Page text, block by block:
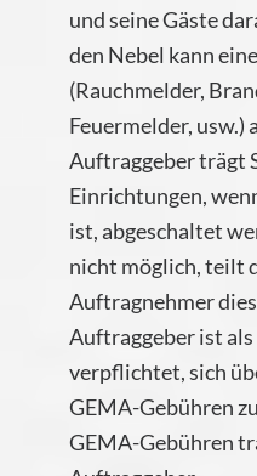
und seine Gäste
den Nebel kann
(Rauchmelder,
Feuermelder, usw.)
Auftraggeber trägt
Einrichtungen,
ist, abgeschaltet
nicht möglich, teilt
Auftragnehmer
Auftraggeber ist
verpflichtet, sich
GEMA-Gebühren
GEMA-Gebühren